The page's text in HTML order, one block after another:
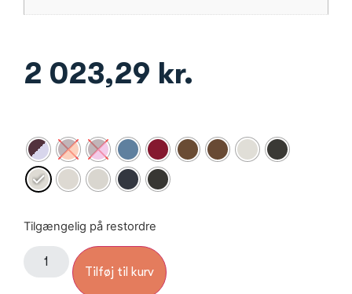
2 023,29 kr.
Tilgængelig på restordre
Tilføj til kurv